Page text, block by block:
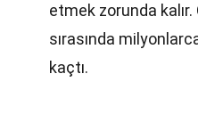
etmek zorunda kalır.
sırasında
kaçtı.